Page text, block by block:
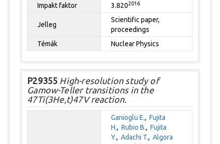
Impakt faktor
3.8202016
Jelleg
Scientific paper,
proceedings
Témák
Nuclear Physics
P29355 High-resolution study of
Gamow-Teller transitions in the
47Ti(3He,t)47V reaction.
Ganioglu E.,Fujita
H.,Rubio B.,Fujita
Y.,Adachi T.,Algora